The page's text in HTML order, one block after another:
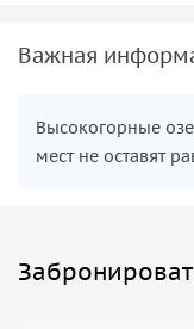
Важная
Высокогорные
мест не оставят